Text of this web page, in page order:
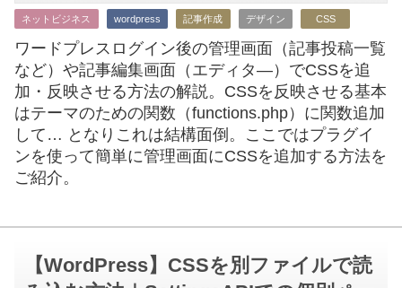
ネットビジネス wordpress 記事作成 デザイン CSS
ワードプレスログイン後の管理画面（記事投稿一覧
など）や記事編集画面（エディタ―）でCSSを追
加・反映させる方法の解説。CSSを反映させる基本
はテーマのための関数（functions.php）に関数追加
して… となりこれは結構面倒。ここではプラグイ
ンを使って簡単に管理画面にCSSを追加する方法を
ご紹介。
【WordPress】CSSを別ファイルで読